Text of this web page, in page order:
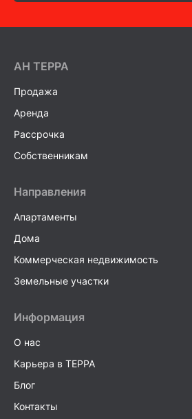
AH ТEPPA
Продажа
Аренда
Рассрочка
Собственникам
Направления
Апартаменты
Дома
Коммерческая недвижимость
Земельные участки
Информация
О нас
Карьера в TEPPA
Блог
Контакты